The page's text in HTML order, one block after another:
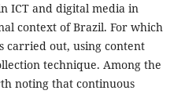
ICT and digital media in
context of Brazil. For which
carried out, using content
technique. Among the
noting that continuous